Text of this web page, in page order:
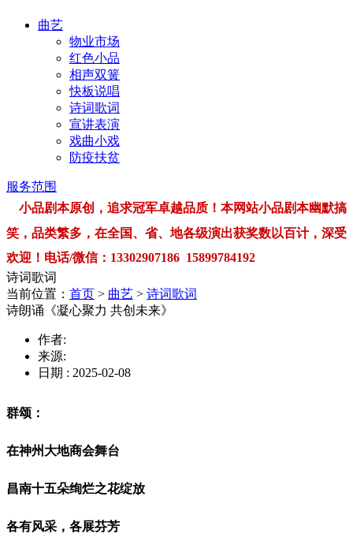
曲艺
物业市场
红色小品
相声双簧
快板说唱
诗词歌词
宣讲表演
戏曲小戏
防疫扶贫
服务范围
小品剧本原创，追求冠军卓越品质！本网站小品剧本幽默搞
笑，品类繁多，在全国、省、地各级演出获奖数以百计，深受
欢迎！电话/微信：13302907186 15899784192
诗词歌词
当前位置： 首页 > 曲艺 > 诗词歌词
诗朗诵《凝心聚力 共创未来》
作者:
来源:
日期 : 2025-02-08
群颂：
在神州大地商会舞台
昌南十五朵绚烂之花绽放
各有风采，各展芬芳